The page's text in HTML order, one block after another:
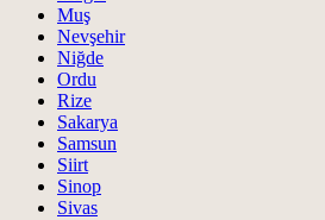
Muş
Nevşehir
Niğde
Ordu
Rize
Sakarya
Samsun
Siirt
Sinop
Sivas